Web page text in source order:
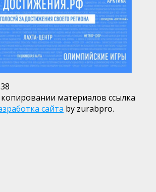
материалов ссылка
сайта by zurabpro.